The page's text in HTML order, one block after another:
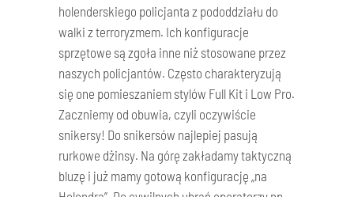
holenderskiego policjanta z pododdziału do
walki z terroryzmem. Ich konfiguracje
sprzętowe są zgoła inne niż stosowane przez
naszych policjantów. Często charakteryzują
się one pomieszaniem stylów Full Kit i Low Pro.
Zaczniemy od obuwia, czyli oczywiście
snikersy! Do snikersów najlepiej pasują
rurkowe dżinsy. Na górę zakładamy taktyczną
bluzę i już mamy gotową konfigurację „na